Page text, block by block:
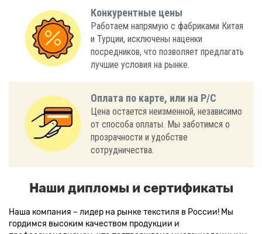
Конкурентные цены
Работаем напрямую с фабриками Китая
и Турции, исключены наценки
посредников, что позволяет предлагать
лучшие условия на рынке.
Оплата по карте, или на Р/С
Цена остается неизменной, независимо
от способа оплаты. Мы заботимся о
прозрачности и удобстве
сотрудничества.
Наши дипломы и сертификаты
Наша компания – лидер на рынке текстиля в России! Мы
гордимся высоким качеством продукции и